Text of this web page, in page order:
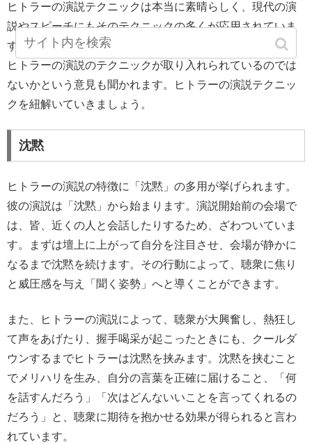
ヒトラーの演説テクニックは本当に素晴らしく、現代の演
説やスピーチにもそのテクニックの多くが応用されていま
す。オバマ元アメリカ大統領、小泉元首相らの演説にも、
ヒトラーの演説のテクニックが取り入れられているのでは
ないかという意見も聞かれます。ヒトラーの演説テクニッ
クを紐解いていきましょう。
沈黙
ヒトラーの演説の特徴に「沈黙」の多用が挙げられます。
彼の演説は「沈黙」から始まります。演説開始前の会場で
は、皆、近くの人と会話したりするため、ざわついていま
す。まずは壇上に上がって自分を注目させ、会場が静かに
なるまで沈黙を続けます。その行動によって、聴衆に焦り
と威圧感を与え「聞く姿勢」へと導くことができます。
また、ヒトラーの演説によって、聴衆が大興奮し、熱狂し
て声をあげたり、握手喝采が起こったときにも、クールダ
ウンするまでヒトラーは沈黙を挟みます。沈黙を挟むこと
でメリハリを生み、自分の言葉を正確に届けること、「何
を話すんだろう」「次はどんないいことを言ってくれるの
だろう」と、聴衆に期待を抱かせる効果が得られると言わ
れています。